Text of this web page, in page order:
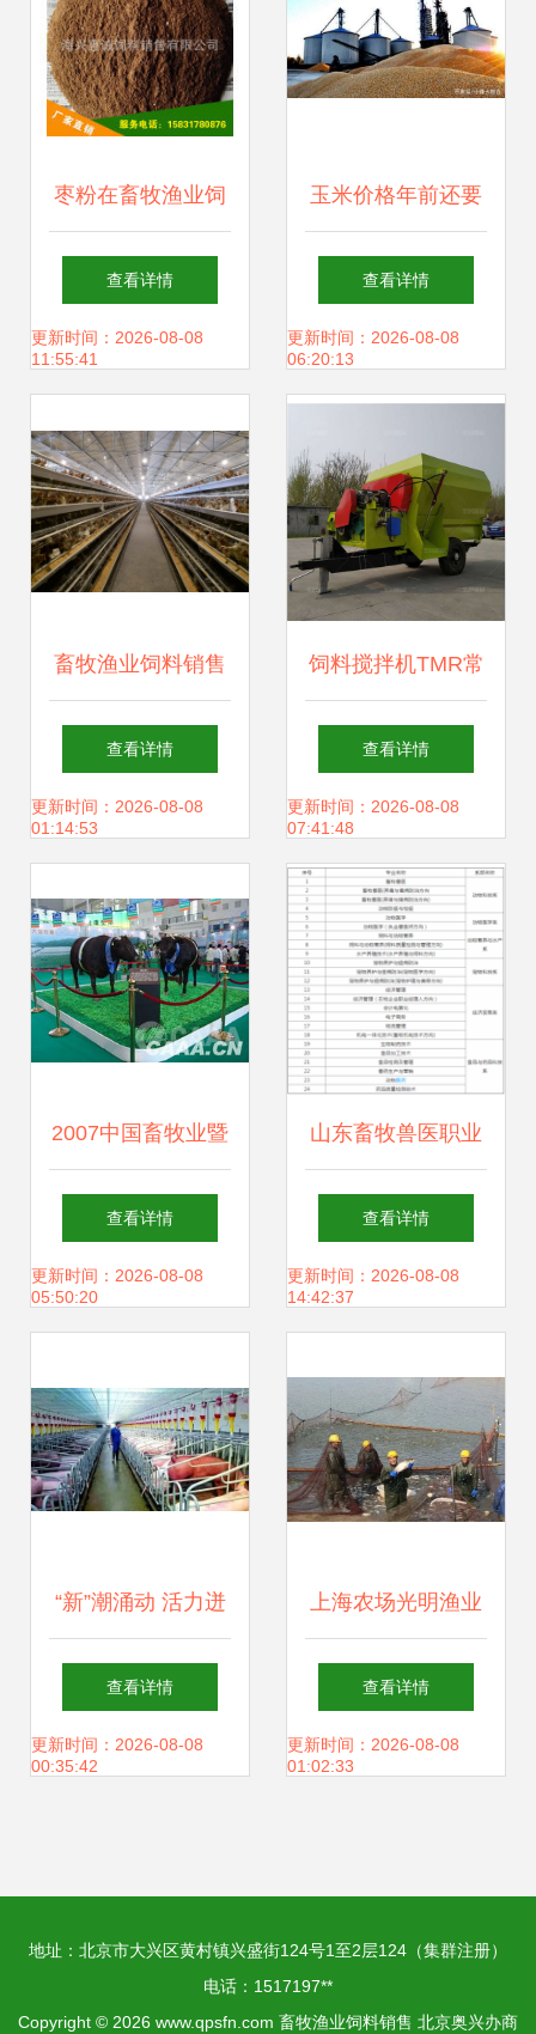
入新思路 农牧集团开展考察
交流
枣粉在畜牧渔业饲
料销售中的潜力与
应用
查看详情
更新时间：2026-08-08
11:55:41
玉米价格年前还要
下跌吗？基层的信
号要与种植户的预
期共舞
查看详情
更新时间：2026-08-08
06:20:13
畜牧渔业饲料销售
农业企业创新发展
的核心路径
查看详情
更新时间：2026-08-08
01:14:53
饲料搅拌机TMR常
用指南 高效畜牧养
殖的必备工具
查看详情
更新时间：2026-08-08
07:41:48
2007中国畜牧业暨
饲料工业展览会 行
业创新与合作共赢
查看详情
更新时间：2026-08-08
05:50:20
山东畜牧兽医职业
学院地址、邮编及
畜牧渔业饲料销售
解
查看详情
更新时间：2026-08-08
14:42:37
“新”潮涌动 活力迸
发——随县民营经
济一线观察之畜牧
查看详情
更新时间：2026-08-08
00:35:42
上海农场光明渔业
产业链延伸与渠道
创新，重塑畜牧渔
查看详情
更新时间：2026-08-08
01:02:33
地址：北京市大兴区黄村镇兴盛街124号1至2层124（集群注册）
电话：1517197**
Copyright © 2026 www.qpsfn.com 畜牧渔业饲料销售 北京奥兴办商